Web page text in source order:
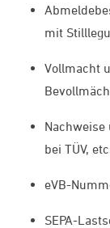
mit
Vollmacht
bei TÜV,
eVB-
SEPA-